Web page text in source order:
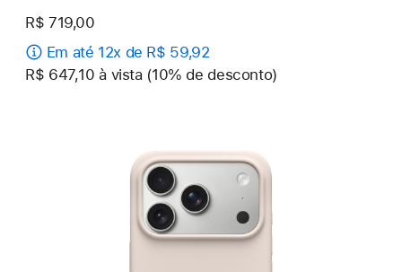
R$ 719,00
Em até 12x de R$ 59,92
R$ 647,10 à vista (10% de desconto)